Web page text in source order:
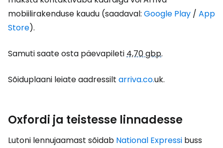
mobiilirakenduse kaudu (saadaval: Google Play / App
Store).
Samuti saate osta päevapileti4,70 gbp.
Sõiduplaani leiate aadressilt arriva.co.uk.
Oxfordi ja teistesse linnadesse
Lutoni lennujaamast sõidab National Expressi buss